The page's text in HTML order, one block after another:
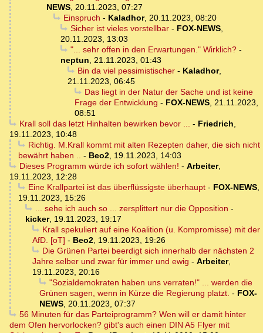
NEWS, 20.11.2023, 07:27
Einspruch - Kaladhor, 20.11.2023, 08:20
Sicher ist vieles vorstellbar- FOX-NEWS,
20.11.2023, 13:03
"... sehr offen in den Erwartungen." Wirklich?-
neptun, 21.11.2023, 01:43
Bin da viel pessimistischer- Kaladhor,
21.11.2023, 06:45
Das liegt in der Natur der Sache und ist keine
Frage der Entwicklung - FOX-NEWS, 21.11.2023,
08:51
Krall soll das letzt Hinhalten bewirken bevor ... - Friedrich,
19.11.2023, 10:48
Richtig. M.Krall kommt mit alten Rezepten daher, die sich nicht
bewährt haben .. - Beo2, 19.11.2023, 14:03
Dieses Programm würde ich sofort wählen! - Arbeiter,
19.11.2023, 12:28
Eine Krallpartei ist das überflüssigste überhaupt- FOX-NEWS,
19.11.2023, 15:26
... sehe ich auch so ... zersplittert nur die Opposition -
kicker, 19.11.2023, 19:17
Krall spekuliert auf eine Koalition (u. Kompromisse) mit der
AfD. [oT] - Beo2, 19.11.2023, 19:26
Die Grünen Partei beerdigt sich innerhalb der nächsten 2
Jahre selber und zwar für immer und ewig - Arbeiter,
19.11.2023, 20:16
"Sozialdemokraten haben uns verraten!" ... werden die
Grünen sagen, wenn in Kürze die Regierung platzt. - FOX-
NEWS, 20.11.2023, 07:37
56 Minuten für das Parteiprogramm? Wen will er damit hinter
dem Ofen hervorlocken? gibt's auch einen DIN A5 Flyer mit